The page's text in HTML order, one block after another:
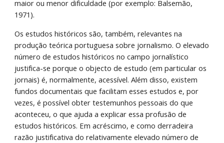
maior ou menor dificuldade (por exemplo: Balsemão,
1971).
Os estudos históricos são, também, relevantes na
produção teórica portuguesa sobre jornalismo. O elevado
número de estudos históricos no campo jornalístico
justifica-se porque o objecto de estudo (em particular os
jornais) é, normalmente, acessível. Além disso, existem
fundos documentais que facilitam esses estudos e, por
vezes, é possível obter testemunhos pessoais do que
aconteceu, o que ajuda a explicar essa profusão de
estudos históricos. Em acréscimo, e como derradeira
razão justificativa do relativamente elevado número de